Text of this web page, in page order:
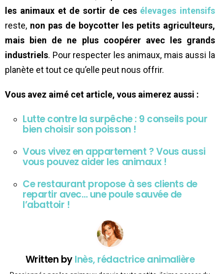
les animaux et de sortir de ces élevages intensifs
reste, non pas de boycotter les petits agriculteurs,
mais bien de ne plus coopérer avec les grands
industriels. Pour respecter les animaux, mais aussi la
planète et tout ce qu’elle peut nous offrir.
Vous avez aimé cet article, vous aimerez aussi :
Lutte contre la surpêche : 9 conseils pour
bien choisir son poisson !
Vous vivez en appartement ? Vous aussi
vous pouvez aider les animaux !
Ce restaurant propose à ses clients de
repartir avec… une poule sauvée de
l’abattoir !
Written byInès, rédactrice animalière